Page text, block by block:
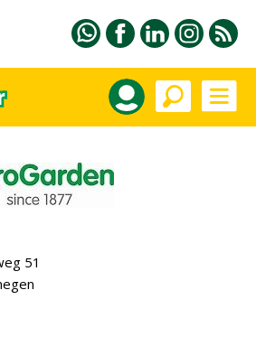
51